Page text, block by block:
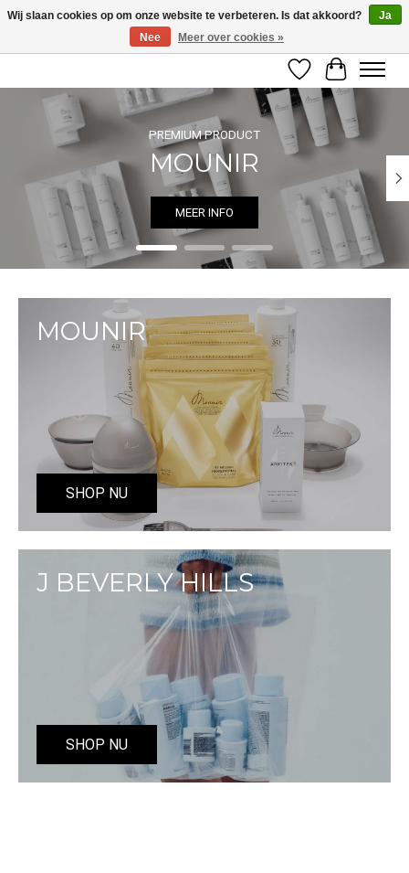
LET OP! ALLEEN BESCHIKBAAR VOOR GEVERIFIEERDE PROFESSIONALS
Verlanglijst
Hero slideshow items
PREMIUM PRODUCT
MOUNIR
MEER INFO
MOUNIR
SHOP NU
J BEVERLY HILLS
SHOP NU
Wij slaan cookies op om onze website te verbeteren. Is dat akkoord?
Ja
Nee
Meer over cookies »